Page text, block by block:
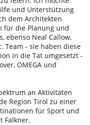
und Unterstützung
dem Architekten
für die Planung und
ebenso Neal Callow,
Team - sie haben diese
in die Tat umgesetzt -
OMEGA und
an Aktivitäten
Region Tirol zu einer
für Sport und
Falkner.